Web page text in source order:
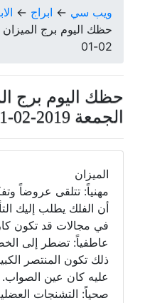
ويب سي ← ابراج ←
02-01
حظك اليوم برج
الجمعة 2019-02-01
الميزان
مهنياً: تتلقى عروضاً
أن الفلك يطلب إليك
في مجالات قد تكون
عاطفياً: تضطر إلى
ذلك تكون المنتصر
عليه كان عين الصواب.
صحياً: التشنجات